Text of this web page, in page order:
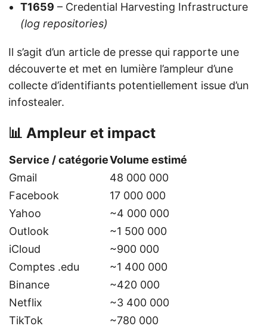
T1659 – Credential Harvesting Infrastructure
(log repositories)
Il s’agit d’un article de presse qui rapporte une
découverte et met en lumière l’ampleur d’une
collecte d’identifiants potentiellement issue d’un
infostealer.
📊 Ampleur et impact
Service / catégorieVolume estimé
Gmail
48 000 000
Facebook
17 000 000
Yahoo
~4 000 000
Outlook
~1 500 000
iCloud
~900 000
Comptes .edu
~1 400 000
Binance
~420 000
Netflix
~3 400 000
TikTok
~780 000